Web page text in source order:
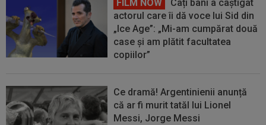
FILM NOW
Câți bani a câștigat
actorul care îi dă voce lui Sid din
„Ice Age”: „Mi-am cumpărat două
case și am plătit facultatea
copiilor”
Ce dramă! Argentinienii anunță
că ar fi murit tatăl lui Lionel
Messi, Jorge Messi